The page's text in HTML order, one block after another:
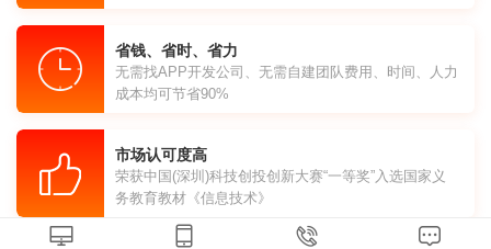
省钱、省时、省力
无需找APP开发公司、无需自建团队费用、时间、人力
成本均可节省90%
市场认可度高
荣获中国(深圳)科技创投创新大赛“一等奖”入选国家义
务教育教材《信息技术》